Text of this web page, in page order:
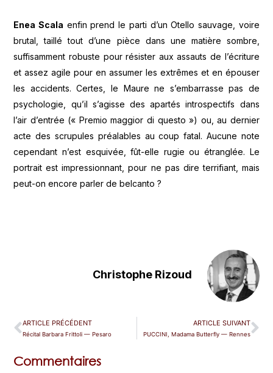
Enea Scala enfin prend le parti d’un Otello sauvage, voire
brutal, taillé tout d’une pièce dans une matière sombre,
suffisamment robuste pour résister aux assauts de l’écriture
et assez agile pour en assumer les extrêmes et en épouser
les accidents. Certes, le Maure ne s’embarrasse pas de
psychologie, qu’il s’agisse des apartés introspectifs dans
l’air d’entrée (« Premio maggior di questo ») ou, au dernier
acte des scrupules préalables au coup fatal. Aucune note
cependant n’est esquivée, fût-elle rugie ou étranglée. Le
portrait est impressionnant, pour ne pas dire terrifiant, mais
peut-on encore parler de belcanto ?
Christophe Rizoud
ARTICLE PRÉCÉDENT
Récital Barbara Frittoli — Pesaro
ARTICLE SUIVANT
PUCCINI, Madama Butterfly — Rennes
Commentaires